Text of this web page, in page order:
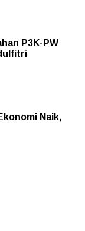
P3K-PW
Naik,